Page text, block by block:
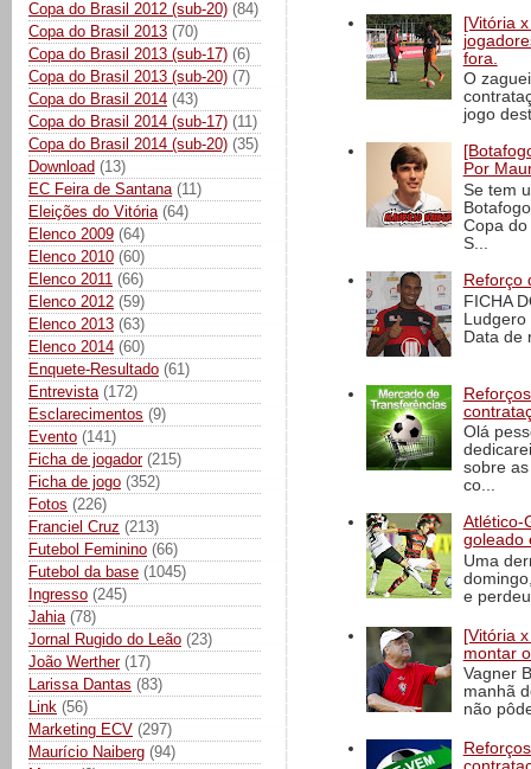
Copa do Brasil 2012 (sub-20) (84)
Copa do Brasil 2013 (70)
Copa do Brasil 2013 (sub-17) (6)
Copa do Brasil 2013 (sub-20) (7)
Copa do Brasil 2014 (43)
Copa do Brasil 2014 (sub-17) (11)
Copa do Brasil 2014 (sub-20) (35)
Download (13)
EC Feira de Santana (11)
Eleições do Vitória (64)
Elenco 2009 (64)
Elenco 2010 (60)
Elenco 2011 (66)
Elenco 2012 (59)
Elenco 2013 (63)
Elenco 2014 (60)
Enquete-Resultado (61)
Entrevista (172)
Esclarecimentos (9)
Evento (141)
Ficha de jogador (215)
Ficha de jogo (352)
Fotos (226)
Franciel Cruz (213)
Futebol Feminino (66)
Futebol da base (1045)
Ingresso (245)
Jahia (78)
Jornal Rugido do Leão (23)
João Werther (17)
Larissa Dantas (83)
Link (56)
Marketing ECV (297)
Maurício Naiberg (94)
[Vitória
fora.
O
jogo
Por
Se tem
Copa
S...
Reforço
FICHA
Ludgero
Data de
Olá
sobre
co...
Atlético-
goleado
Uma
e
[Vitória
montar
Vagner
manhã
não